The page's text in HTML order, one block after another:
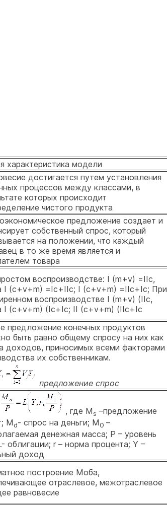
характеристика модели
достигается путем установления
процессов между классами, в
которых происходит
чистого продукта
предложение создает и
собственный спрос, который
на положении, что каждый
в то же время является и
товара
воспроизводстве: I (m+v) =IIc,
I (c+v+m) =Ic+IIc; I (c+v+m) =IIc+Ic; При
воспроизводстве I (m+v) (IIc,
I (c+v+m) (Ic+Ic; II (c+v+m) (IIc+Ic
предложение конечных продуктов
быть равно общему спросу на них как
доходов, приносимых всеми факторами
их собственникам.
предложение спрос
, где Ms –предложение
Md- спрос на деньги; M0 –
денежная масса; P – уровень
облигации; r – норма процента; Y –
доход
построение Моба,
отраслевое, межотраслевое
равновесие